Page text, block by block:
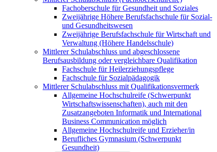
Fachoberschule für Gesundheit und Soziales
Zweijährige Höhere Berufsfachschule für Sozial-
und Gesundheitswesen
Zweijährige Berufsfachschule für Wirtschaft und
Verwaltung (Höhere Handelsschule)
Mittlerer Schulabschluss und abgeschlossene
Berufsausbildung oder vergleichbare Qualifikation
Fachschule für Heilerziehungspflege
Fachschule für Sozialpädagogik
Mittlerer Schulabschluss mit Qualifikationsvermerk
Allgemeine Hochschulreife (Schwerpunkt
Wirtschaftswissenschaften), auch mit den
Zusatzangeboten Informatik und International
Business Communication möglich
Allgemeine Hochschulreife und Erzieher/in
Berufliches Gymnasium (Schwerpunkt
Gesundheit)